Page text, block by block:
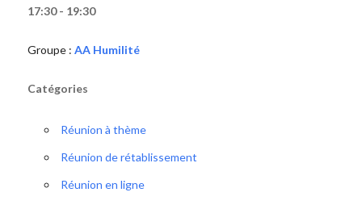
17:30 - 19:30
Groupe : AA Humilité
Catégories
Réunion à thème
Réunion de rétablissement
Réunion en ligne